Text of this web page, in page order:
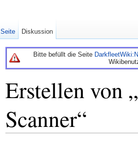
Bitte befüllt die Seite
Erstellen von
Scanner“
Seite Diskussion